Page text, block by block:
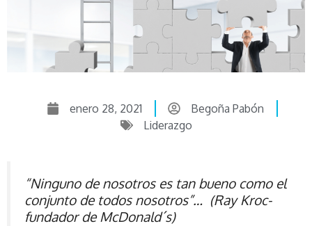
enero 28, 2021
Begoña Pabón
Liderazgo
“Ninguno de nosotros es tan bueno como el
conjunto de todos nosotros”… (Ray Kroc-
fundador de McDonald´s)